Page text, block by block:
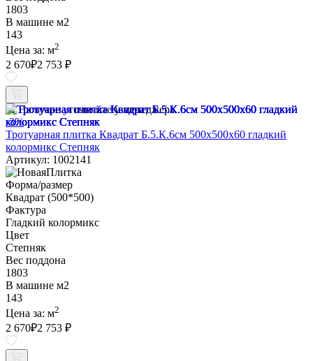
1803
В машине м2
143
Цена за: м2
2 670₽2 753 ₽
Наличие уточняйте у менеджера
-3%
Тротуарная плитка Квадрат Б.5.К.6см 500х500х60 гладкий
колормикс Степняк
Артикул: 1002141
Форма/размер
Квадрат (500*500)
Фактура
Гладкий колормикс
Цвет
Степняк
Вес поддона
1803
В машине м2
143
Цена за: м2
2 670₽2 753 ₽